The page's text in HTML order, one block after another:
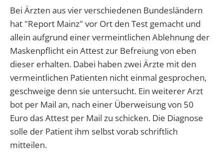
Bei Ärzten aus vier verschiedenen Bundesländern
hat "Report Mainz" vor Ort den Test gemacht und
allein aufgrund einer vermeintlichen Ablehnung der
Maskenpflicht ein Attest zur Befreiung von eben
dieser erhalten. Dabei haben zwei Ärzte mit den
vermeintlichen Patienten nicht einmal gesprochen,
geschweige denn sie untersucht. Ein weiterer Arzt
bot per Mail an, nach einer Überweisung von 50
Euro das Attest per Mail zu schicken. Die Diagnose
solle der Patient ihm selbst vorab schriftlich
mitteilen.